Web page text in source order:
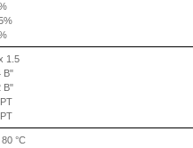
1.5
B"
B"
°C